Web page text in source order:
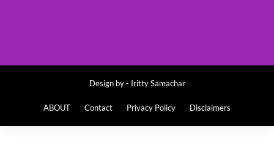
Design by - Iritty Samachar
ABOUT Contact Privacy Policy Disclaimers